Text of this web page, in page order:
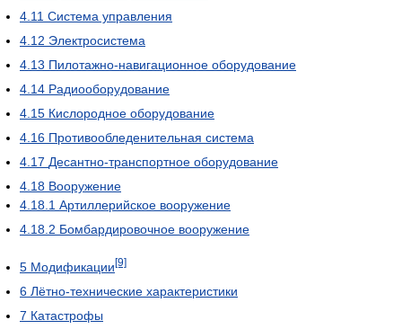
4.11 Система управления
4.12 Электросистема
4.13 Пилотажно-навигационное оборудование
4.14 Радиооборудование
4.15 Кислородное оборудование
4.16 Противообледенительная система
4.17 Десантно-транспортное оборудование
4.18 Вооружение
4.18.1 Артиллерийское вооружение
4.18.2 Бомбардировочное вооружение
5 Модификации[9]
6 Лётно-технические характеристики
7 Катастрофы